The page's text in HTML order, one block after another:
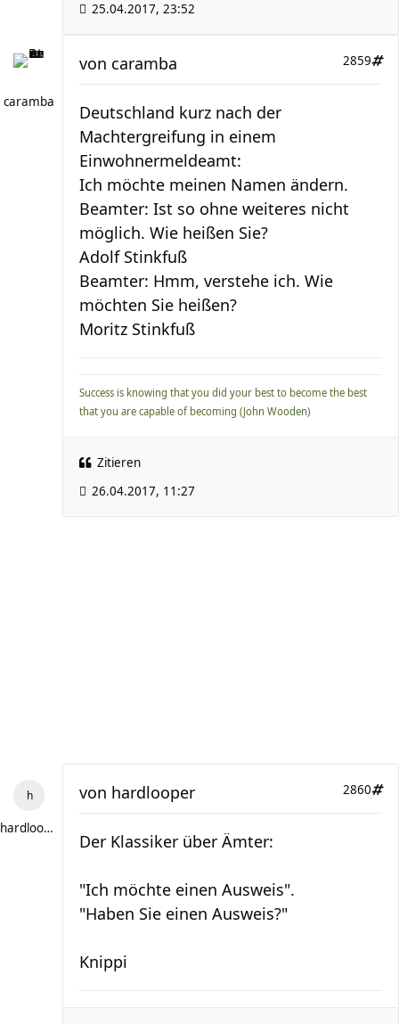
25.04.2017, 23:52
caramba
2859
von caramba
Deutschland kurz nach der
Machtergreifung in einem
Einwohnermeldeamt:
Ich möchte meinen Namen ändern.
Beamter: Ist so ohne weiteres nicht
möglich. Wie heißen Sie?
Adolf Stinkfuß
Beamter: Hmm, verstehe ich. Wie
möchten Sie heißen?
Moritz Stinkfuß
Success is knowing that you did your best to become the best
that you are capable of becoming (John Wooden)
Zitieren
26.04.2017, 11:27
hardlooper
2860
von hardlooper
Der Klassiker über Ämter:
"Ich möchte einen Ausweis".
"Haben Sie einen Ausweis?"
Knippi